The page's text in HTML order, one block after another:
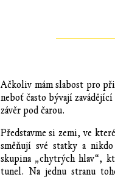
Ačkoliv mám slabost pro
neboť často bývají
závěr pod čarou.
Představme si zemi, ve
směňují své statky a
skupina „chytrých hlav“,
tunel. Na jednu stranu